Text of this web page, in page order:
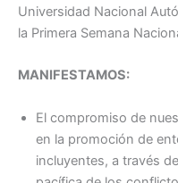
Universidad Nacional
la Primera Semana
MANIFESTAMOS:
El compromiso de
en la promoción de
incluyentes, a través